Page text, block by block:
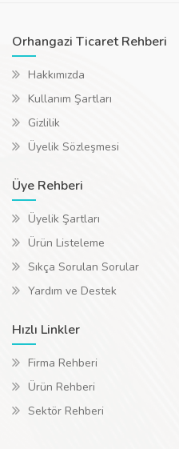
Orhangazi Ticaret Rehberi
Hakkımızda
Kullanım Şartları
Gizlilik
Üyelik Sözleşmesi
Üye Rehberi
Üyelik Şartları
Ürün Listeleme
Sıkça Sorulan Sorular
Yardım ve Destek
Hızlı Linkler
Firma Rehberi
Ürün Rehberi
Sektör Rehberi